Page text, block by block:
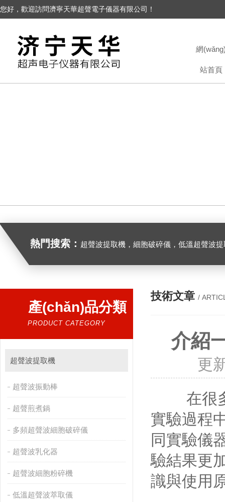
您好，歡迎訪問濟寧天華超聲電子儀器有限公司！
網
站首頁
熱門搜索： 超聲波提取機，細胞破碎儀，低溫超聲波
產(chǎn)品分類
PRODUCT CATEGORY
超聲波提取機
超聲波振動棒
超聲煎煮鍋
多頻超聲波細胞破碎儀
超聲波乳化器
超聲波細胞粉碎機
低溫超聲波萃取儀
技術文章 /
介紹
更
在很多學
實驗過程
同實驗儀
驗結果更
識與使用原